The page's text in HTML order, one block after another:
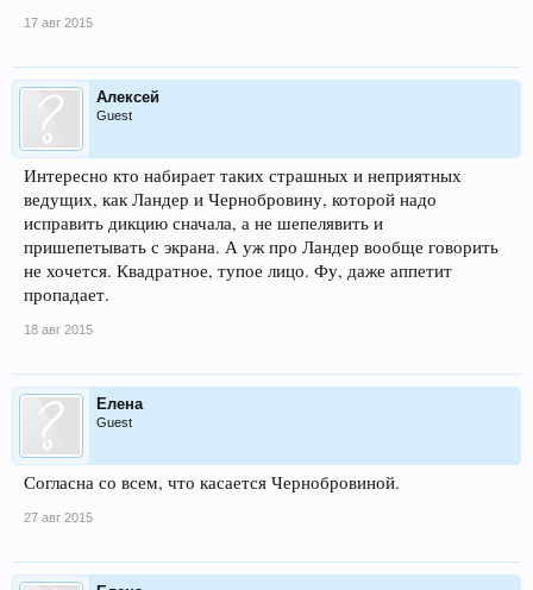
17 авг 2015
Алексей
Guest
Интересно кто набирает таких страшных и неприятных
ведущих, как Ландер и Чернобровину, которой надо
исправить дикцию сначала, а не шепелявить и
пришепетывать с экрана. А уж про Ландер вообще говорить
не хочется. Квадратное, тупое лицо. Фу, даже аппетит
пропадает.
18 авг 2015
Елена
Guest
Согласна со всем, что касается Чернобровиной.
27 авг 2015